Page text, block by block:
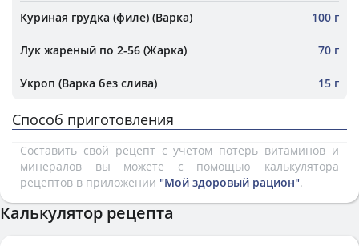
Куриная грудка (филе) (Варка) 100 г
Лук жареный по 2-56 (Жарка) 70 г
Укроп (Варка без слива) 15 г
Способ приготовления
Составить свой рецепт с учетом потерь витаминов и
минералов вы можете с помощью калькулятора
рецептов в приложении "Мой здоровый рацион".
Калькулятор рецепта